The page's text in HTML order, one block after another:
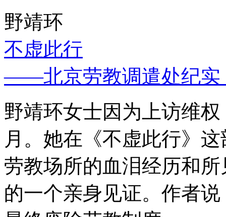
野靖环
不虚此行
——北京劳教调遣处纪实
野靖环女士因为上访维
月。她在《不虚此行》
劳教场所的血泪经历和
的一个亲身见证。作者